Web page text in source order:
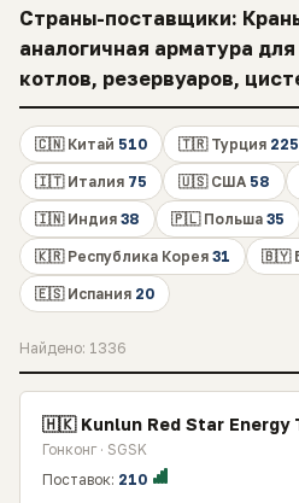
Страны-поставщики:
аналогичная арматура
котлов, резервуаров,
🇨🇳 Китай 510 🇹🇷 Турция 225
🇮🇹 Италия 75 🇺🇸 США 58
🇮🇳 Индия 38 🇵🇱 Польша 35
🇰🇷 Республика Корея 31 🇧🇾
🇪🇸 Испания 20
Найдено: 1336
🇭🇰 Kunlun Red Star Energy
Гонконг · SGSK
Поставок: 210